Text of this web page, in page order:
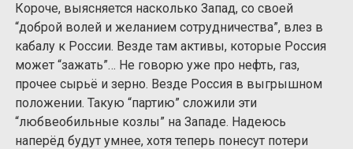
Короче, выясняется насколько Запад, со своей
“доброй волей и желанием сотрудничества”, влез в
кабалу к России. Везде там активы, которые Россия
может “зажать”… Не говорю уже про нефть, газ,
прочее сырьё и зерно. Везде Россия в выгрышном
положении. Такую “партию” сложили эти
“любвеобильные козлы” на Западе. Надеюсь
наперёд будут умнее, хотя теперь понесут потери